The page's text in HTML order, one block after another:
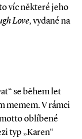
víc některé jeho
Love, vydané na
se během let
memem. V rámci
oblíbené
typ „Karen“